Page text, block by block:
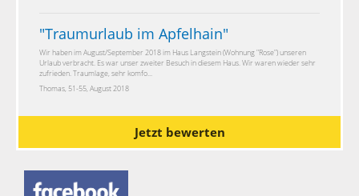
"Traumurlaub im Apfelhain"
Wir haben im August/September 2018 im Haus Langstein (Wohnung "Rose") unseren
Urlaub verbracht. Es war unser zweiter Besuch in diesem Haus. Wir waren wieder sehr
zufrieden. Traumlage, sehr komfo...
Thomas, 51-55, August 2018
Jetzt bewerten